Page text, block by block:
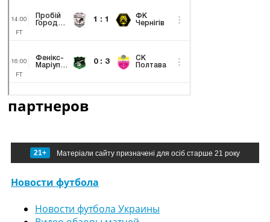
партнеров
21+ Матеріали сайту призначені для осіб старше 21 року
Новости футбола
Новости футбола Украины